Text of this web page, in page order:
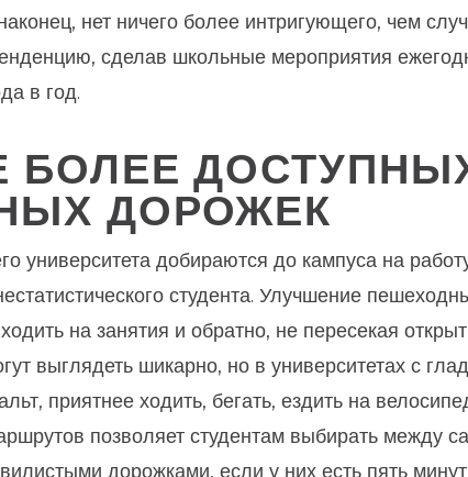
нет ничего более интригующего, чем
сделав школьные мероприятия
в год.
БОЛЕЕ
ДОРОЖЕК
университета добираются до кампуса на
студента. Улучшение
на занятия и обратно, не пересекая
выглядеть шикарно, но в университетах с
приятнее ходить, бегать, ездить на
позволяет студентам выбирать между
дорожками, если у них есть пять